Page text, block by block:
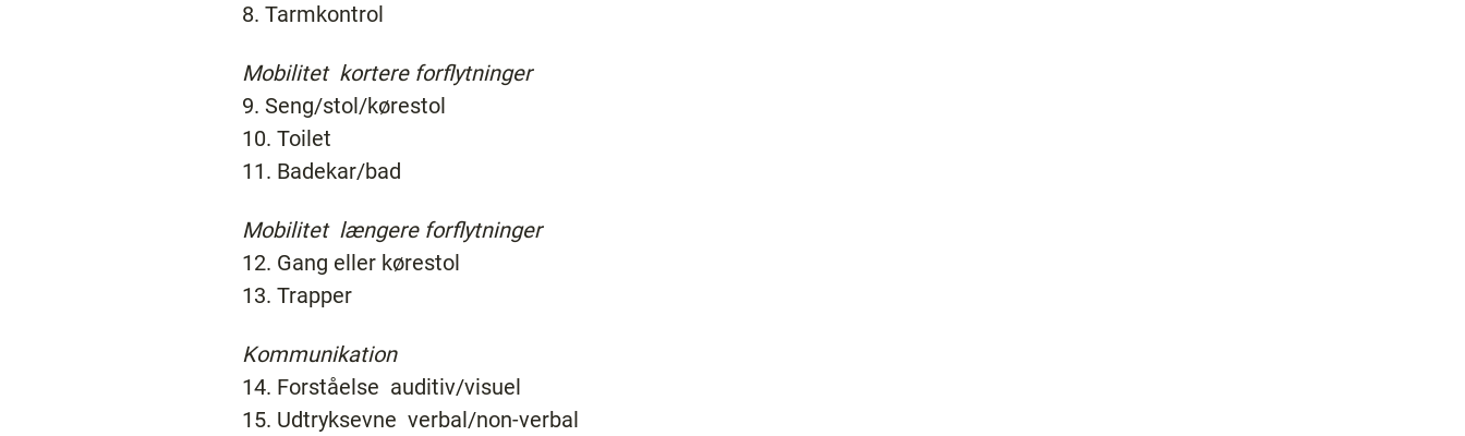
8. Tarmkontrol
Mobilitet ­ kortere forflytninger
9. Seng/stol/kørestol
10. Toilet
11. Badekar/bad
Mobilitet ­ længere forflytninger
12. Gang eller kørestol
13. Trapper
Kommunikation
14. Forståelse ­ auditiv/visuel
15. Udtryksevne ­ verbal/non-verbal